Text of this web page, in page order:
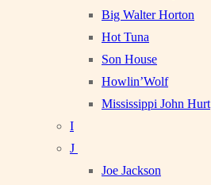
Big Walter Horton
Hot Tuna
Son House
Howlin’Wolf
Mississippi John Hurt
I
J
Joe Jackson